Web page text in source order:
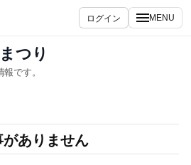
ログイン MENU
つり
です。
ありません